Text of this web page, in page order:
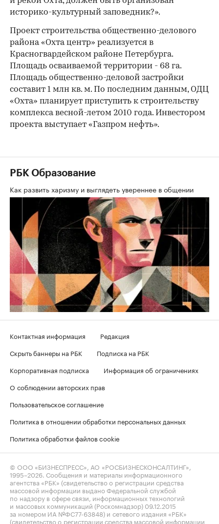
историко-культурный заповедник?».
Проект строительства общественно-делового
района «Охта центр» реализуется в
Красногвардейском районе Петербурга.
Площадь осваиваемой территории - 68 га.
Площадь общественно-деловой застройки
составит 1 млн кв. м. По последним данным, ОДЦ
«Охта» планирует приступить к строительству
комплекса весной-летом 2010 года. Инвестором
проекта выступает «Газпром нефть».
РБК Образование
Как развить харизму и выглядеть увереннее в общении
Контактная информация
Редакция
Скрыть баннеры на РБК
Подписка на РБК
Корпоративная подписка
Информация об ограничениях
О соблюдении авторских прав
Пользовательское соглашение
Политика в отношении обработки персональных данных
Политика обработки файлов cookie
© ООО «БИЗНЕСПРЕСС», АО «РОСБИЗНЕСКОНСАЛТИНГ»,
1995–2026. Сообщения и материалы информационного
агентства «РБК» (свидетельство о регистрации средства
массовой информации выдано Федеральной службой
по надзору в сфере связи, информационных технологий
и массовых коммуникаций (Роскомнадзор) 09.12.2015
за номером ИА №ФС77-63848) и сетевого издания «РБК»
(свидетельство о регистрации средства массовой информации